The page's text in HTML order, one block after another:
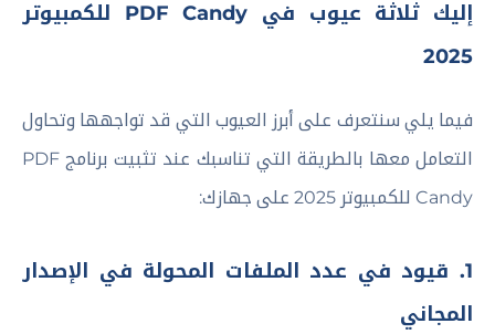
إليك ثلاثة عيوب في PDF Candy للكمبيوتر
2025
فيما يلي سنتعرف على أبرز العيوب التي قد تواجهها وتحاول
التعامل معها بالطريقة التي تناسبك عند تثبيت برنامج PDF
Candy للكمبيوتر 2025 على جهازك:
1. قيود في عدد الملفات المحولة في الإصدار
المجاني